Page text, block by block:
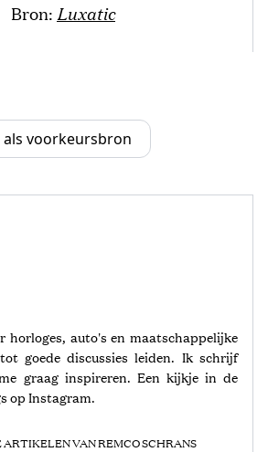
Bron:Luxatic
als voorkeursbron
horloges, auto's en maatschappelijke
goede discussies leiden. Ik schrijf
graag inspireren. Een kijkje in de
op Instagram.
ARTIKELEN VAN REMCO SCHRANS